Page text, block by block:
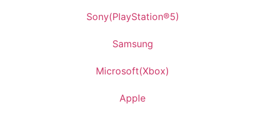
Sony(PlayStation®5)
Samsung
Microsoft(Xbox)
Apple